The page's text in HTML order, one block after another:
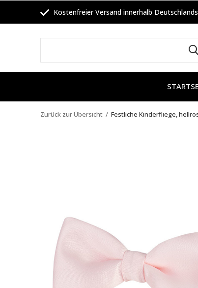
Kostenfreier Versand innerhalb Deutschlands
Zurück zur Übersicht Festliche Kinderfliege,